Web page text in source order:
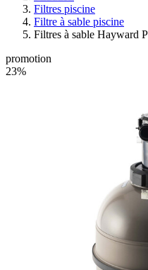
Filtres piscine
Filtre à sable piscine
Filtres à sable Hayward
promotion
23%